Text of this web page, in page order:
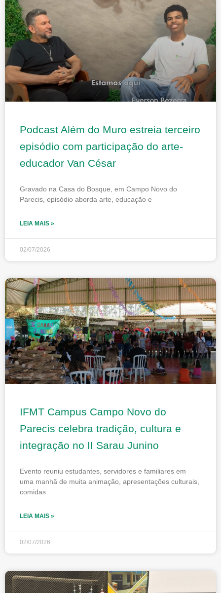
Podcast Além do Muro estreia terceiro
episódio com participação do arte-
educador Van César
Gravado na Casa do Bosque, em Campo Novo do
Parecis, episódio aborda arte, educação e
LEIA MAIS »
02/07/2026
IFMT Campus Campo Novo do
Parecis celebra tradição, cultura e
integração no II Sarau Junino
Evento reuniu estudantes, servidores e familiares em
uma manhã de muita animação, apresentações culturais,
comidas
LEIA MAIS »
02/07/2026